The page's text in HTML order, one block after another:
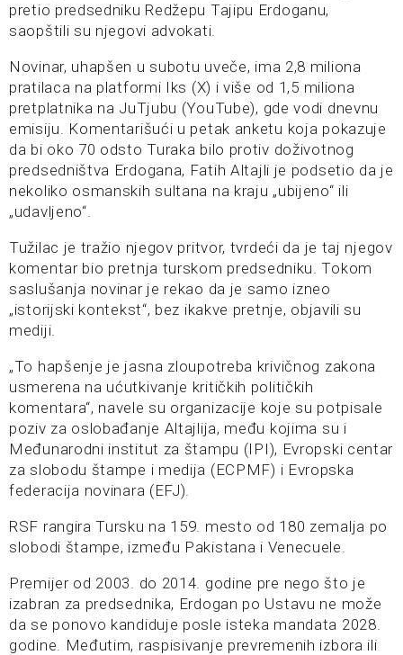
pretio predsedniku Redžepu Tajipu Erdoganu,
saopštili su njegovi advokati.
Novinar, uhapšen u subotu uveče, ima 2,8 miliona
pratilaca na platformi Iks (X) i više od 1,5 miliona
pretplatnika na JuTjubu (YouTube), gde vodi dnevnu
emisiju. Komentarišući u petak anketu koja pokazuje
da bi oko 70 odsto Turaka bilo protiv doživotnog
predsedništva Erdogana, Fatih Altajli je podsetio da je
nekoliko osmanskih sultana na kraju „ubijeno“ ili
„udavljeno“.
Tužilac je tražio njegov pritvor, tvrdeći da je taj njegov
komentar bio pretnja turskom predsedniku. Tokom
saslušanja novinar je rekao da je samo izneo
„istorijski kontekst“, bez ikakve pretnje, objavili su
mediji.
„To hapšenje je jasna zloupotreba krivičnog zakona
usmerena na ućutkivanje kritičkih političkih
komentara“, navele su organizacije koje su potpisale
poziv za oslobađanje Altajlija, među kojima su i
Međunarodni institut za štampu (IPI), Evropski centar
za slobodu štampe i medija (ECPMF) i Evropska
federacija novinara (EFJ).
RSF rangira Tursku na 159. mesto od 180 zemalja po
slobodi štampe, između Pakistana i Venecuele.
Premijer od 2003. do 2014. godine pre nego što je
izabran za predsednika, Erdogan po Ustavu ne može
da se ponovo kandiduje posle isteka mandata 2028.
godine. Međutim, raspisivanje prevremenih izbora ili